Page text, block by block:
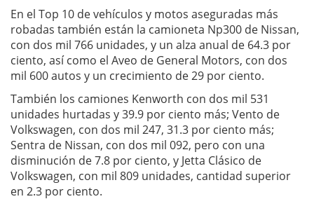
En el Top 10 de vehículos y motos aseguradas más
robadas también están la camioneta Np300 de Nissan,
con dos mil 766 unidades, y un alza anual de 64.3 por
ciento, así como el Aveo de General Motors, con dos
mil 600 autos y un crecimiento de 29 por ciento.
También los camiones Kenworth con dos mil 531
unidades hurtadas y 39.9 por ciento más; Vento de
Volkswagen, con dos mil 247, 31.3 por ciento más;
Sentra de Nissan, con dos mil 092, pero con una
disminución de 7.8 por ciento, y Jetta Clásico de
Volkswagen, con mil 809 unidades, cantidad superior
en 2.3 por ciento.